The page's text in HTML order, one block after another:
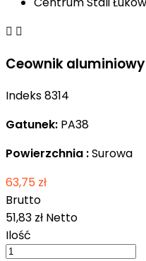
 
Ceownik
Indeks8314
Gatunek: PA38
Powierzchnia :Surowa
63,75 zł
Brutto
51,83 zł Netto
Ilość